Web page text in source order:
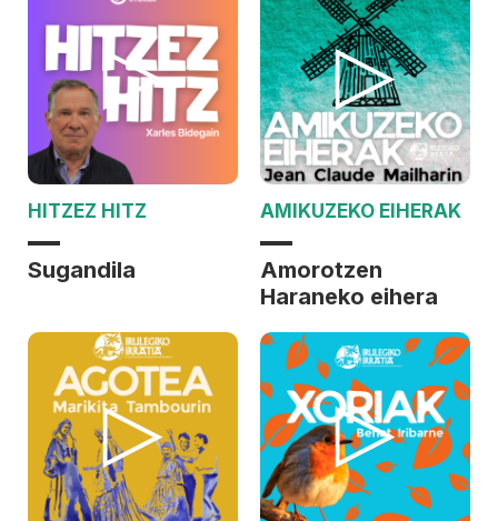
HITZEZ HITZ
Sugandila
AMIKUZEKO EIHERAK
Amorotzen
Haraneko eihera